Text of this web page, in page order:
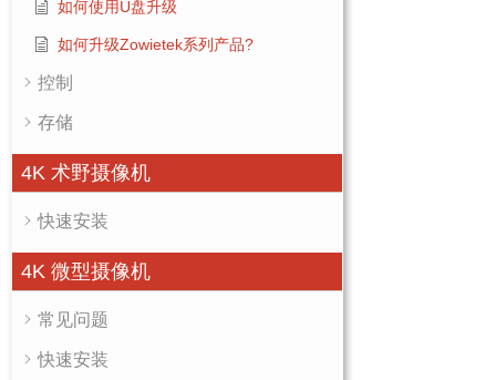
如何使用U盘升级
如何升级Zowietek系列产品?
控制
存储
4K 术野摄像机
快速安装
4K 微型摄像机
常见问题
快速安装